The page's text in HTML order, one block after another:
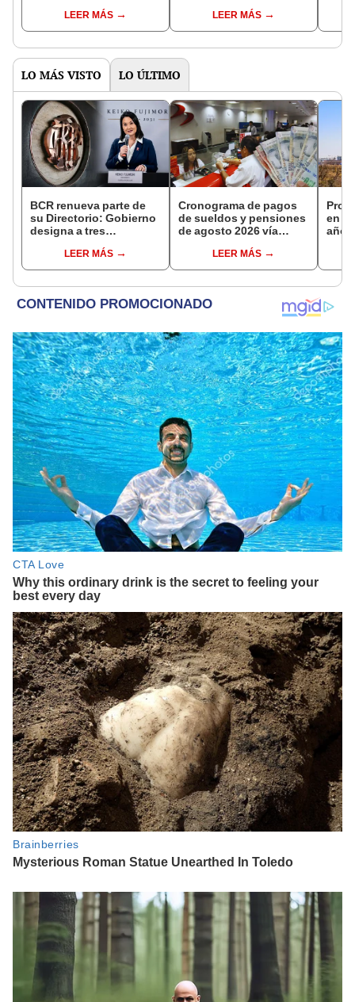
ahorrar, según la AFP
LEER MÁS
dispongan de hasta
S/20.600 de sus fondos
LEER MÁS
LO MÁS VISTO LO ÚLTIMO
BCR renueva parte de
su Directorio: Gobierno
designa a tres
EjecutivoLEER MÁS
Cronograma de pagos
de sueldos y pensiones
de agosto 2026 vía
conoce las fechas de
depósito
LEER MÁS
en
año